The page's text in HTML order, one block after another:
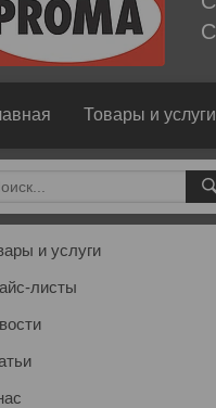
Товары и услуги
и услуги
листы